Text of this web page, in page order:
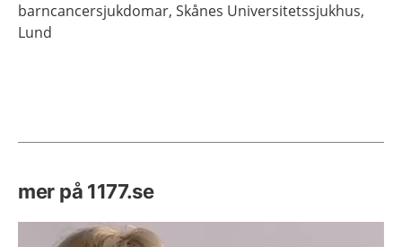
barncancersjukdomar, Skånes Universitetssjukhus,
Lund
mer på 1177.se